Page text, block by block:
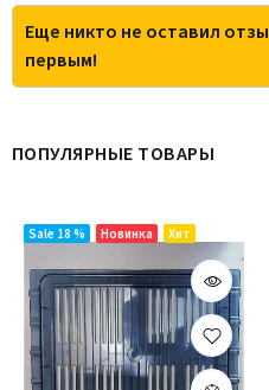
Еще никто не оставил
первым!
ПОПУЛЯРНЫЕ ТОВАРЫ
Sale 18 % Новинка Хит